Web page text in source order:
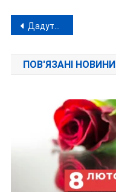
Навігація
записів
Дадуть жару! Бампер і Сус у суботу з концертом і жартами 18+ у Вінниці
ПОВ'ЯЗАНІ НОВИНИ